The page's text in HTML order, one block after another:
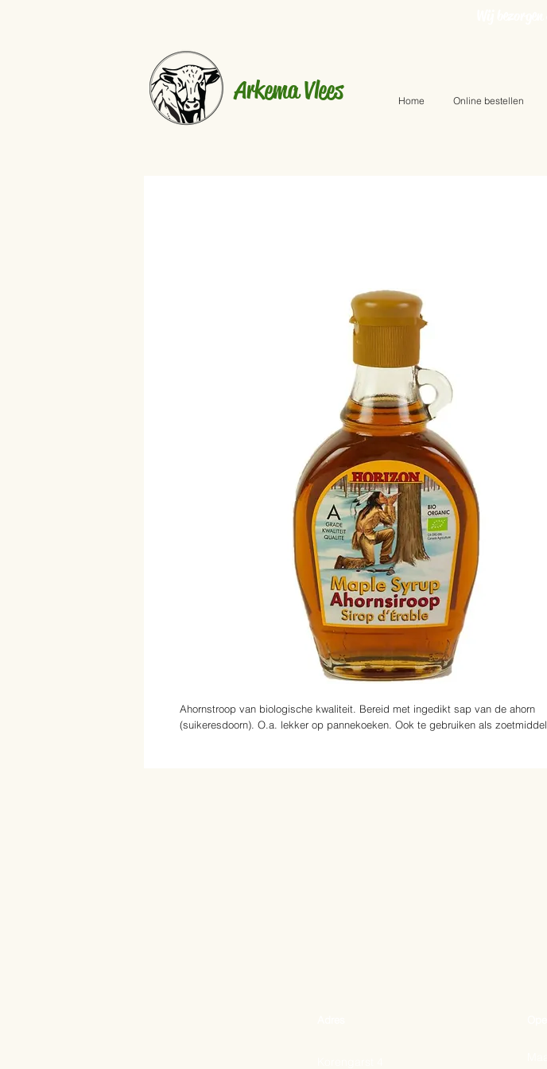
Arkema Vlees Home Online bestellen
Ahornstroop van biologische kwaliteit. Bereid met ingedikt sap van de ahorn
(suikeresdoorn). O.a. lekker op pannekoeken. Ook te gebruiken als zoetmiddel.